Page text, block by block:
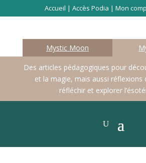
Accueil |Accès Podia |Mon
Mystic Moon
Des articles pédagogiques pour
et la magie, mais aussi réflexions
réfléchir et explorer